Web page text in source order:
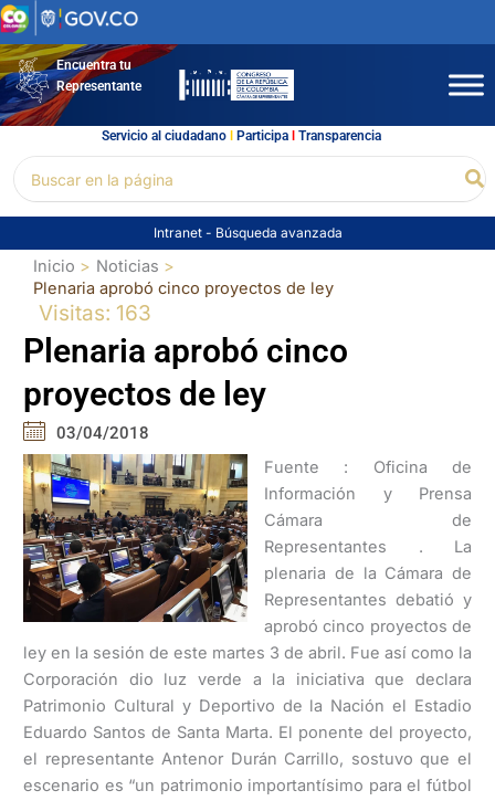
Ir
al
contenidoEncuentra tu
Representante
Servicio al ciudadano l Participal Transparencia
por:
Intranet - Búsqueda avanzada
Inicio
Noticias
Plenaria aprobó cinco proyectos de ley
Visitas: 163
Plenaria aprobó cinco
proyectos de ley
03/04/2018
Fuente : Oficina de
Información y Prensa
Cámara de
Representantes . La
plenaria de la Cámara de
Representantes debatió y
aprobó cinco proyectos de
ley en la sesión de este martes 3 de abril. Fue así como la
Corporación dio luz verde a la iniciativa que declara
Patrimonio Cultural y Deportivo de la Nación el Estadio
Eduardo Santos de Santa Marta. El ponente del proyecto,
el representante Antenor Durán Carrillo, sostuvo que el
escenario es “un patrimonio importantísimo para el fútbol